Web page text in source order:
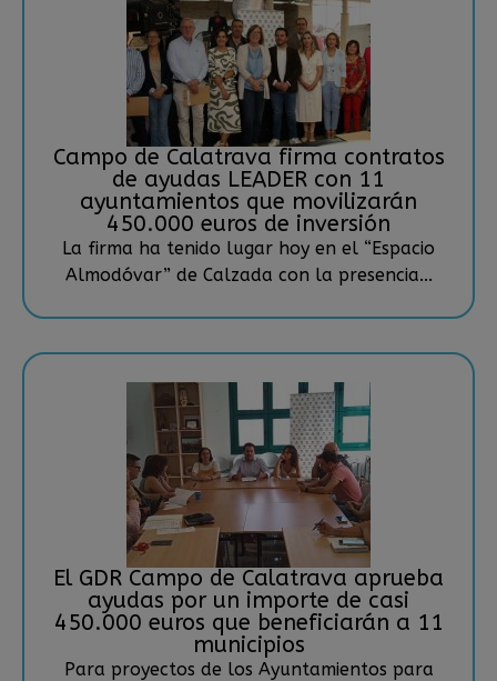
Campo de Calatrava firma contratos
de ayudas LEADER con 11
ayuntamientos que movilizarán
450.000 euros de inversión
La firma ha tenido lugar hoy en el “Espacio
Almodóvar” de Calzada con la presencia...
El GDR Campo de Calatrava aprueba
ayudas por un importe de casi
450.000 euros que beneficiarán a 11
municipios
Para proyectos de los Ayuntamientos para